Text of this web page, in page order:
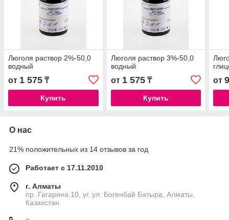
Люголя раствор 2%-50,0
водный
от 1 575 ₸
Купить
Люголя раствор 3%-50,0
водный
от 1 575₸
Купить
от
О нас
21% положительных из 14 отзывов за год
Работает с 17.11.2010
г. Алматы
пр. Гагарина 10, уг. ул. Богенбай Батыра, Алматы,
Казахстан